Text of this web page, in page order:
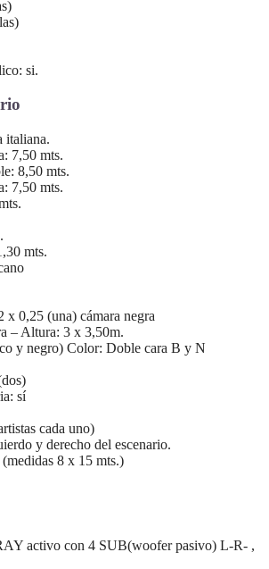
si.
italiana.
7,50 mts.
8,50 mts.
7,50 mts.
mts.
x 0,25 (una) cámara negra
– Altura: 3 x 3,50m.
y negro) Color: Doble cara B y N
sí
cada uno)
y derecho del escenario.
8 x 15 mts.)
activo con 4 SUB(woofer pasivo) L-R- ,